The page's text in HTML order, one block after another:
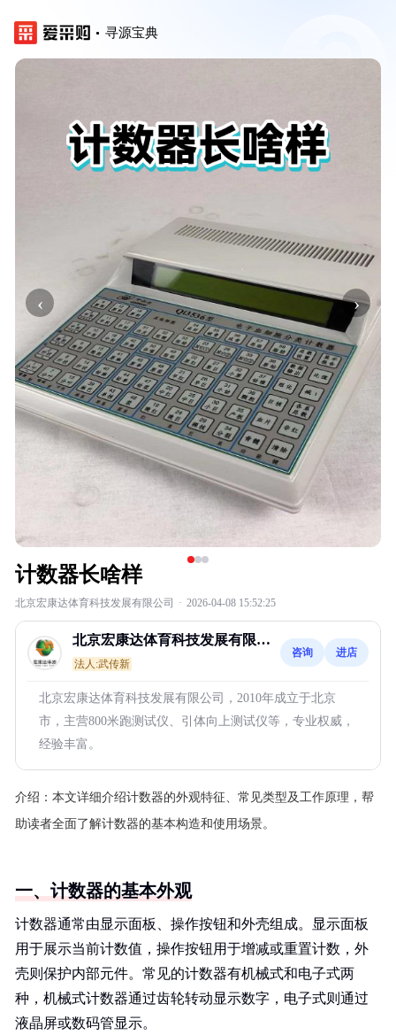
寻源宝典
‹ ›
计数器长啥样
北京宏康达体育科技发展有限公司 · 2026-04-08 15:52:25
北京宏康达体育科技发展有限公
司
法人:武传新
咨询 进店
北京宏康达体育科技发展有限公司，2010年成立于北京
市，主营800米跑测试仪、引体向上测试仪等，专业权威，
经验丰富。
介绍： 本文详细介绍计数器的外观特征、常见类型及工作原理，帮
助读者全面了解计数器的基本构造和使用场景。
一、计数器的基本外观
计数器通常由显示面板、操作按钮和外壳组成。显示面板
用于展示当前计数值，操作按钮用于增减或重置计数，外
壳则保护内部元件。常见的计数器有机械式和电子式两
种，机械式计数器通过齿轮转动显示数字，电子式则通过
液晶屏或数码管显示。